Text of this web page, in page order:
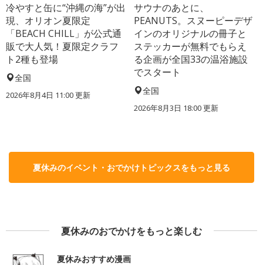
冷やすと缶に“沖縄の海”が出
現、オリオン夏限定
「BEACH CHILL」が公式通
販で大人気！夏限定クラフ
ト2種も登場
全国
2026年8月4日 11:00更新
サウナのあとに、
PEANUTS。スヌーピーデザ
インのオリジナルの冊子と
ステッカーが無料でもらえ
る企画が全国33の温浴施設
でスタート
全国
2026年8月3日 18:00更新
夏休みのイベント・おでかけトピックスをもっと見る
夏休みのおでかけをもっと楽しむ
夏休みおすすめ漫画